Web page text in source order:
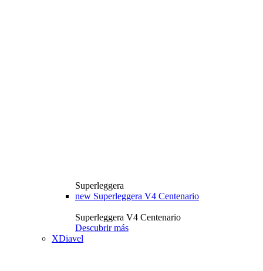
Superleggera
new Superleggera V4 Centenario
Superleggera V4 Centenario
Descubrir más
XDiavel